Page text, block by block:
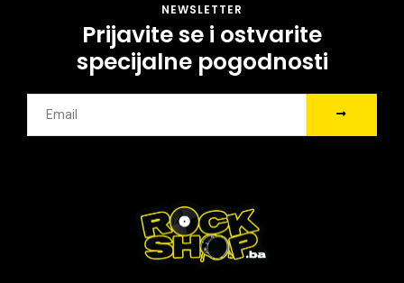
NEWSLETTER
Prijavite se i ostvarite
specijalne pogodnosti